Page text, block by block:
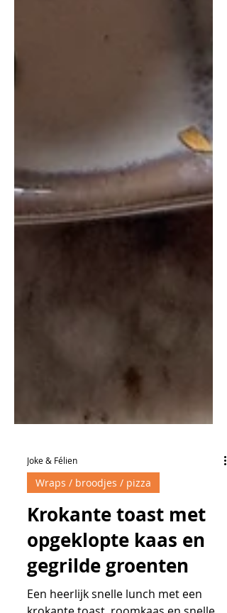
Joke & Félien
Wraps / broodjes / pizza
Krokante toast met
opgeklopte kaas en
gegrilde groenten